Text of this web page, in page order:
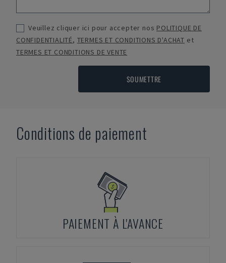
Veuillez cliquer ici pour accepter nos POLITIQUE DE
CONFIDENTIALITÉ, TERMES ET CONDITIONS D'ACHAT et
TERMES ET CONDITIONS DE VENTE
SOUMETTRE
Conditions de paiement
PAIEMENT À L'AVANCE